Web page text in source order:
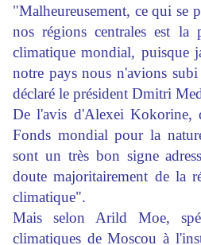
"Malheureusement, ce qui se
nos régions centrales est la
climatique mondial, puisque
notre pays nous n'avions
déclaré le président Dmitri
De l'avis d'Alexei Kokorine,
Fonds mondial pour la
sont un très bon signe
doute majoritairement de la
climatique".
Mais selon Arild Moe,
climatiques de Moscou à